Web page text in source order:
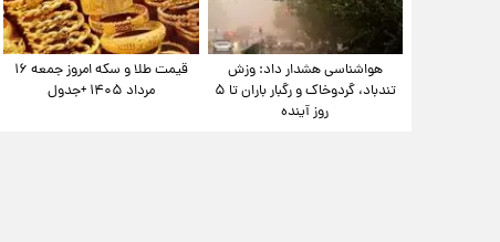
هواشناسی هشدار داد: وزش
تندباد، گردوخاک و رگبار باران تا ۵
روز آینده
قیمت طلا و سکه امروز جمعه ۱۶
مرداد ۱۴۰۵ +جدول